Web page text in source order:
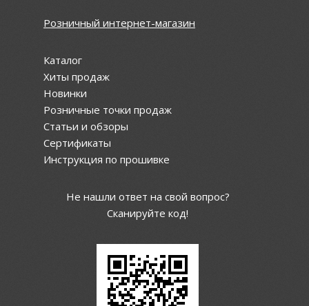
Розничный интернет-магазин
Каталог
Хиты продаж
Новинки
Розничные точки продаж
Статьи и обзоры
Сертификаты
Инструкция по прошивке
Не нашли ответ на свой вопрос?
Сканируйте код!